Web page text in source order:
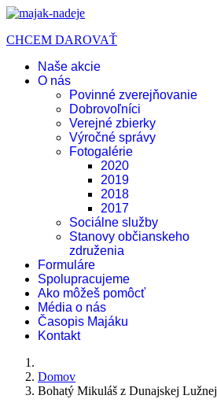
CHCEM DAROVAŤ
Naše akcie
O nás
Povinné zverejňovanie
Dobrovoľníci
Verejné zbierky
Výročné správy
Fotogalérie
2020
2019
2018
2017
Sociálne služby
Stanovy občianskeho
združenia
Formuláre
Spolupracujeme
Ako môžeš pomôcť
Média o nás
Časopis Majáku
Kontakt
Domov
Bohatý Mikuláš z Dunajskej Lužnej